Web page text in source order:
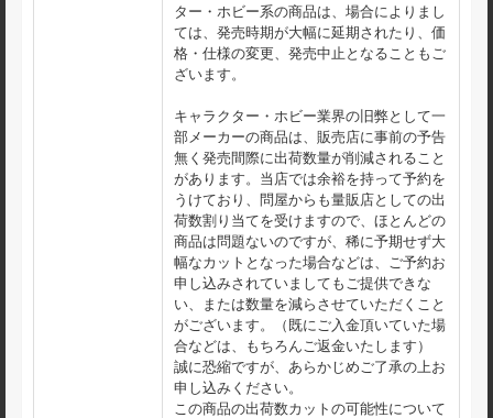
ター・ホビー系の商品は、場合によりまし
ては、発売時期が大幅に延期されたり、価
格・仕様の変更、発売中止となることもご
ざいます。
キャラクター・ホビー業界の旧弊として一
部メーカーの商品は、販売店に事前の予告
無く発売間際に出荷数量が削減されること
があります。当店では余裕を持って予約を
うけており、問屋からも量販店としての出
荷数割り当てを受けますので、ほとんどの
商品は問題ないのですが、稀に予期せず大
幅なカットとなった場合などは、ご予約お
申し込みされていましてもご提供できな
い、または数量を減らさせていただくこと
がございます。（既にご入金頂いていた場
合などは、もちろんご返金いたします）
誠に恐縮ですが、あらかじめご了承の上お
申し込みください。
この商品の出荷数カットの可能性について